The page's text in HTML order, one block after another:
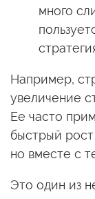
много
Например,
увеличение
Ее часто
быстрый
но вместе с
Это один из